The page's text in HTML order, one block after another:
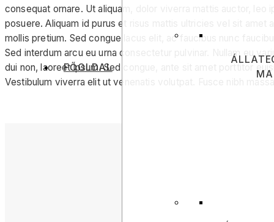
FŐOLDAL
consequat ornare. Ut aliquam, dolor viverra mattis auctor, leo
posuere. Aliquam id purus et risus mattis ultricies vel sit amet
mollis pretium. Sed congue lacus elit, ac faucibus nunc
Sed interdum arcu eu urna consectetur pulvinar. Nullam eu
dui non, laoreet ipsum. Sed congue, ante sit amet porttitor
Vestibulum viverra elit ut venenatis volutpat. Fusce nibh